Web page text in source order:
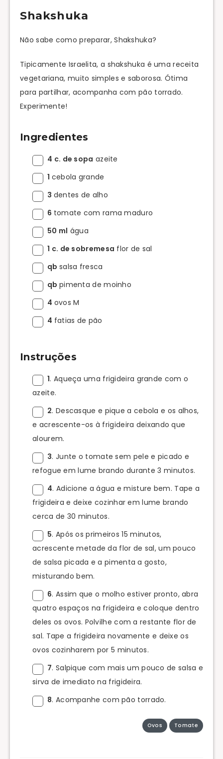
Shakshuka
Não sabe como preparar, Shakshuka?
Tipicamente Israelita, a shakshuka é uma receita
vegetariana, muito simples e saborosa. Ótima
para partilhar, acompanha com pão torrado.
Experimente!
Ingredientes
4 c. de sopa azeite
1 cebola grande
3 dentes de alho
6 tomate com rama maduro
50 ml água
1 c. de sobremesa flor de sal
qb salsa fresca
qb pimenta de moinho
4 ovos M
4 fatias de pão
Instruções
1. Aqueça uma frigideira grande com o
azeite.
2. Descasque e pique a cebola e os alhos,
e acrescente-os à frigideira deixando que
alourem.
3. Junte o tomate sem pele e picado e
refogue em lume brando durante 3 minutos.
4. Adicione a água e misture bem. Tape a
frigideira e deixe cozinhar em lume brando
cerca de 30 minutos.
5. Após os primeiros 15 minutos,
acrescente metade da flor de sal, um pouco
de salsa picada e a pimenta a gosto,
misturando bem.
6. Assim que o molho estiver pronto, abra
quatro espaços na frigideira e coloque dentro
deles os ovos. Polvilhe com a restante flor de
sal. Tape a frigideira novamente e deixe os
ovos cozinharem por 5 minutos.
7. Salpique com mais um pouco de salsa e
sirva de imediato na frigideira.
8. Acompanhe com pão torrado.
Ovos Tomate